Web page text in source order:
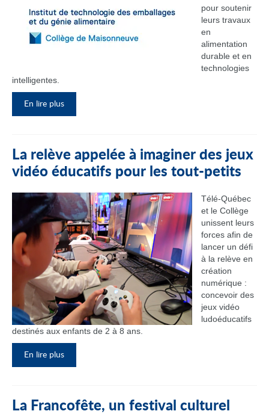
pour soutenir
leurs travaux
en
alimentation
durable et en
technologies
intelligentes.
En lire plus
La relève appelée à imaginer des jeux
vidéo éducatifs pour les tout-petits
Télé-Québec
et le Collège
unissent leurs
forces afin de
lancer un défi
à la relève en
création
numérique :
concevoir des
jeux vidéo
ludoéducatifs
destinés aux enfants de 2 à 8 ans.
En lire plus
La Francofête, un festival culturel